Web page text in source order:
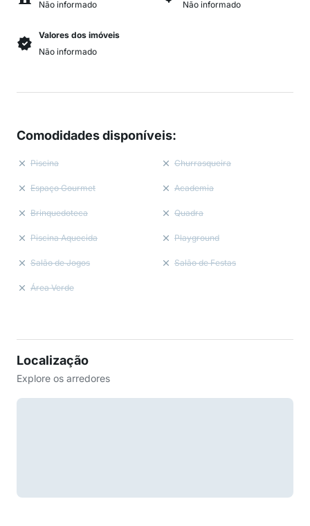
Não informado
Não informado
Valores dos imóveis
Não informado
Comodidades disponíveis:
Piscina Churrasqueira
Espaço Gourmet Academia
Brinquedoteca Quadra
Piscina Aquecida Playground
Salão de Jogos Salão de Festas
Área Verde
Localização
Explore os arredores